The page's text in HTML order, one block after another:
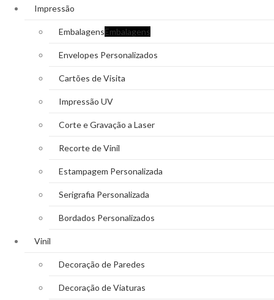
Impressão
EmbalagensEmbalagens
Envelopes Personalizados
Cartões de Visita
Impressão UV
Corte e Gravação a Laser
Recorte de Vinil
Estampagem Personalizada
Serigrafia Personalizada
Bordados Personalizados
Vinil
Decoração de Paredes
Decoração de Viaturas